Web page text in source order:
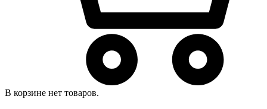
В корзине нет товаров.